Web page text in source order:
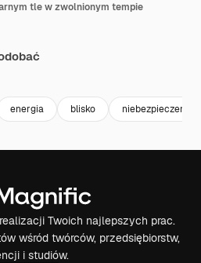
tle w zwolnionym tempie
energia blisko
Twoich najlepszych prac.
wśród twórców, przedsiębiorstw,
i studiów.